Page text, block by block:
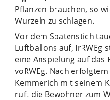
Pflanzen brauchen, so
Wurzeln zu schlagen.
Vor dem Spatenstich
Luftballons auf, IrRWEg
eine Anspielung auf das
voRWEg. Nach
Kemmerich mit seinem
ruft die Bewohner zum